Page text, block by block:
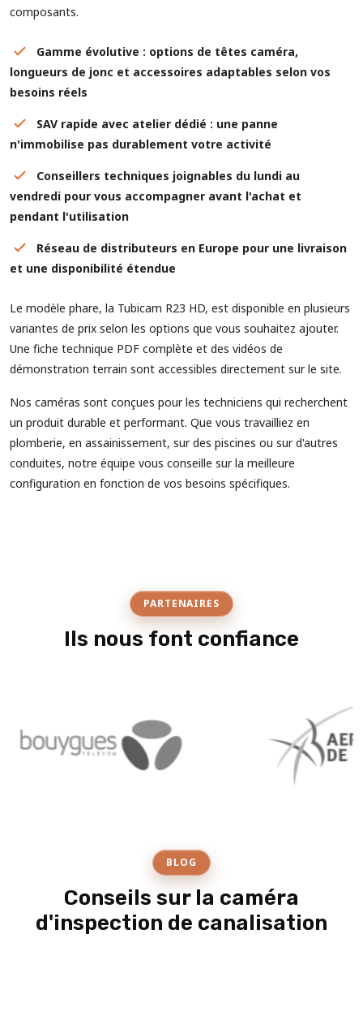
composants.
Gamme évolutive : options de têtes caméra,
longueurs de jonc et accessoires adaptables selon vos
besoins réels
SAV rapide avec atelier dédié : une panne
n'immobilise pas durablement votre activité
Conseillers techniques joignables du lundi au
vendredi pour vous accompagner avant l'achat et
pendant l'utilisation
Réseau de distributeurs en Europe pour une livraison
et une disponibilité étendue
Le modèle phare, la Tubicam R23 HD, est disponible en plusieurs
variantes de prix selon les options que vous souhaitez ajouter.
Une fiche technique PDF complète et des vidéos de
démonstration terrain sont accessibles directement sur le site.
Nos caméras sont conçues pour les techniciens qui recherchent
un produit durable et performant. Que vous travailliez en
plomberie, en assainissement, sur des piscines ou sur d'autres
conduites, notre équipe vous conseille sur la meilleure
configuration en fonction de vos besoins spécifiques.
PARTENAIRES
Ils nous font confiance
BLOG
Conseils sur la caméra
d'inspection de canalisation